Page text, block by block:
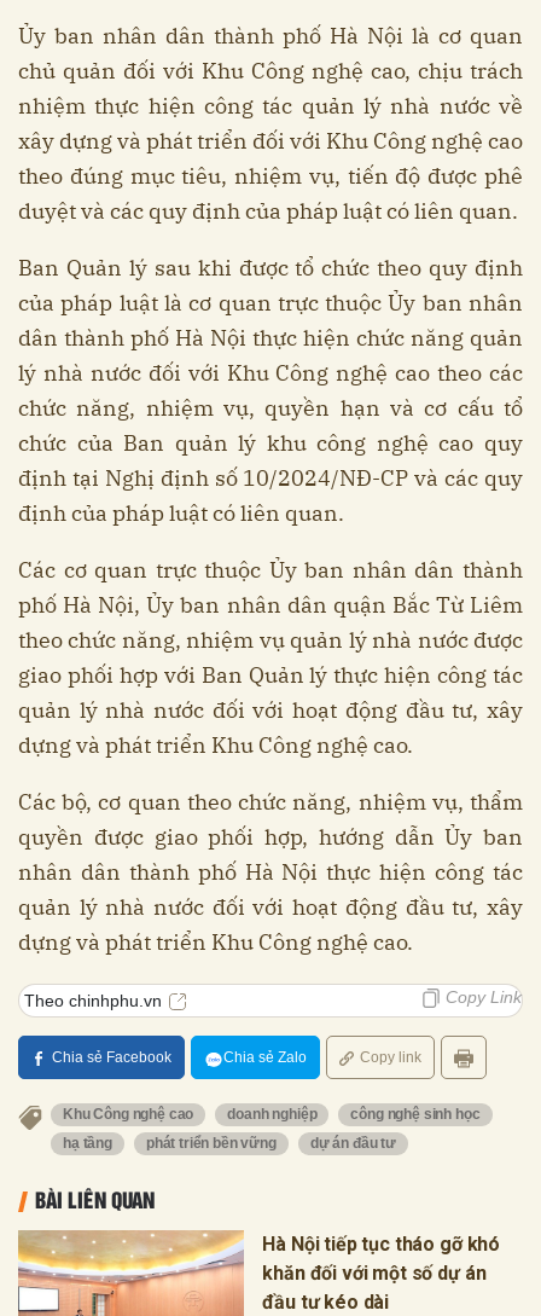
Ủy ban nhân dân thành phố Hà Nội là cơ quan
chủ quản đối với Khu Công nghệ cao, chịu trách
nhiệm thực hiện công tác quản lý nhà nước về
xây dựng và phát triển đối với Khu Công nghệ cao
theo đúng mục tiêu, nhiệm vụ, tiến độ được phê
duyệt và các quy định của pháp luật có liên quan.
Ban Quản lý sau khi được tổ chức theo quy định
của pháp luật là cơ quan trực thuộc Ủy ban nhân
dân thành phố Hà Nội thực hiện chức năng quản
lý nhà nước đối với Khu Công nghệ cao theo các
chức năng, nhiệm vụ, quyền hạn và cơ cấu tổ
chức của Ban quản lý khu công nghệ cao quy
định tại Nghị định số 10/2024/NĐ-CP và các quy
định của pháp luật có liên quan.
Các cơ quan trực thuộc Ủy ban nhân dân thành
phố Hà Nội, Ủy ban nhân dân quận Bắc Từ Liêm
theo chức năng, nhiệm vụ quản lý nhà nước được
giao phối hợp với Ban Quản lý thực hiện công tác
quản lý nhà nước đối với hoạt động đầu tư, xây
dựng và phát triển Khu Công nghệ cao.
Các bộ, cơ quan theo chức năng, nhiệm vụ, thẩm
quyền được giao phối hợp, hướng dẫn Ủy ban
nhân dân thành phố Hà Nội thực hiện công tác
quản lý nhà nước đối với hoạt động đầu tư, xây
dựng và phát triển Khu Công nghệ cao.
Theo chinhphu.vn Copy Link
Chia sẻ Facebook Chia sẻ Zalo Copy link
Khu Công nghệ cao doanh nghiệp
công nghệ sinh học
hạ tầng
phát triển bền vững dự án đầu tư
BÀI LIÊN QUAN
Hà Nội tiếp tục tháo gỡ khó
khăn đối với một số dự án
đầu tư kéo dài